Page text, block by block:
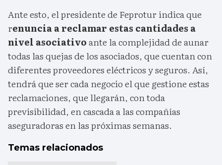
Ante esto, el presidente de Feprotur indica que
renuncia a reclamar estas cantidades a
nivel asociativoante la complejidad de aunar
todas las quejas de los asociados, que cuentan con
diferentes proveedores eléctricos y seguros. Así,
tendrá que ser cada negocio el que gestione estas
reclamaciones, que llegarán, con toda
previsibilidad, en cascada a las compañías
aseguradoras en las próximas semanas.
Temas relacionados